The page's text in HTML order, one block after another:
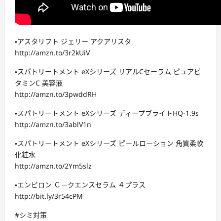
・アスタリフト ジェリー アクアリスタ
http://amzn.to/3r2kUiV
・スパトリートメント eXシリーズ リアルCセーラム ピュアビ
タミンC 美容液
http://amzn.to/3pwddRH
・スパトリートメント eXシリーズ ディープブライトHQ-1.9s
http://amzn.to/3ablV1n
・スパトリートメント eXシリーズ ピールローション 角質柔軟
化粧水
http://amzn.to/2Ym5slz
・エンビロン Ｃ－クエンスセラム ４プラス
http://bit.ly/3r54cPM
#シミ対策